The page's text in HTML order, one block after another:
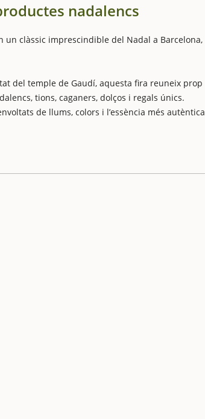
nadalencs
un clàssic imprescindible del Nadal a Barcelona,
del temple de Gaudí, aquesta fira reuneix prop
tions, caganers, dolços i regals únics.
de llums, colors i l’essència més autèntica